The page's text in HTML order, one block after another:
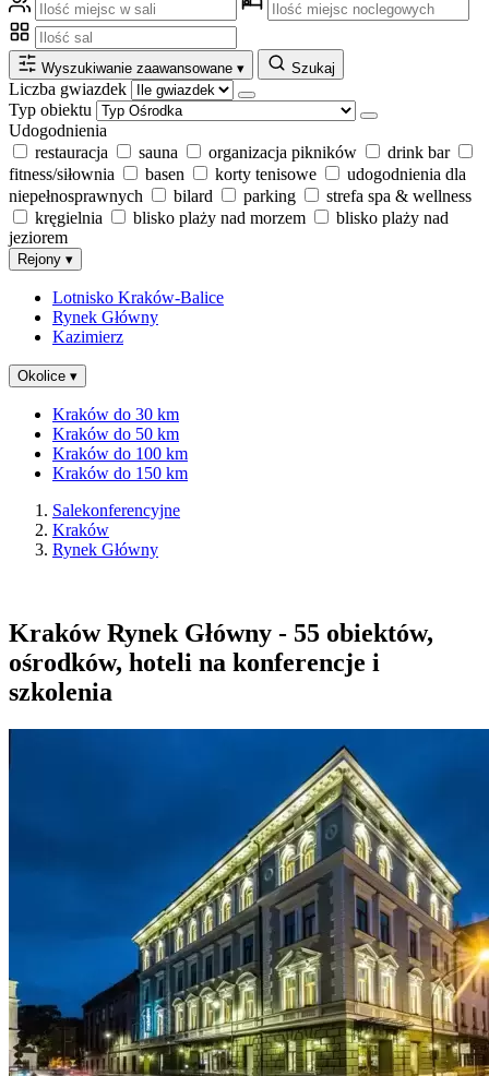
Wyszukiwanie zaawansowane ▾ Szukaj
Liczba gwiazdek
Typ obiektu
Udogodnienia
restauracja
sauna organizacja pikników
drink bar
fitness/siłownia
basen korty tenisowe
udogodnienia dla
niepełnosprawnych
bilard parking
strefa spa & wellness
kręgielnia
blisko plaży nad morzem
blisko plaży nad
jeziorem
Rejony ▾
Lotnisko Kraków-Balice
Rynek Główny
Kazimierz
Okolice ▾
Kraków do 30 km
Kraków do 50 km
Kraków do 100 km
Kraków do 150 km
Salekonferencyjne
Kraków
Rynek Główny
Kraków Rynek Główny - 55 obiektów,
ośrodków, hoteli na konferencje i
szkolenia